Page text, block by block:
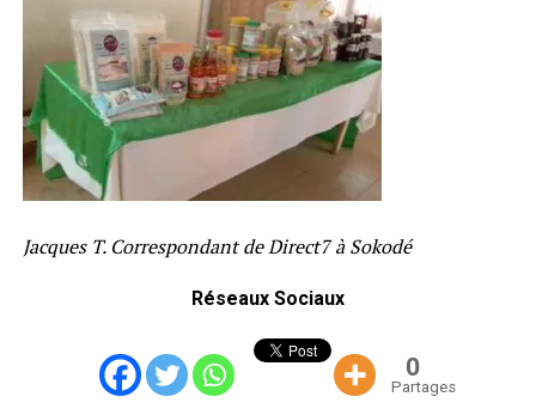
Jacques T. Correspondant de Direct7 à Sokodé
Réseaux Sociaux
0
Partages